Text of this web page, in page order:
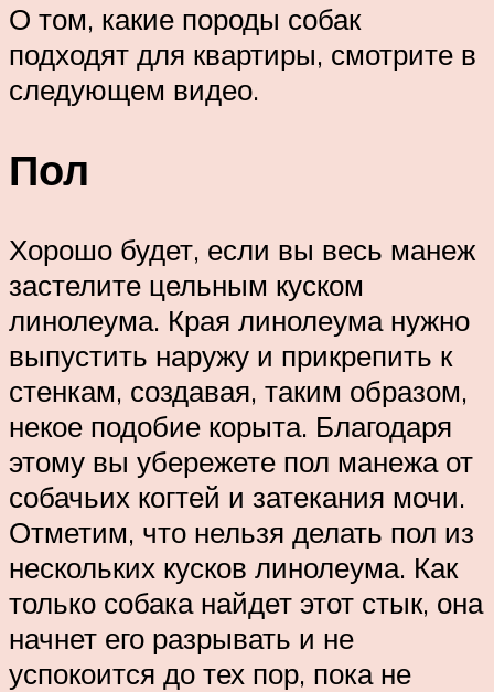
О том, какие породы собак
подходят для квартиры, смотрите в
следующем видео.
Пол
Хорошо будет, если вы весь манеж
застелите цельным куском
линолеума. Края линолеума нужно
выпустить наружу и прикрепить к
стенкам, создавая, таким образом,
некое подобие корыта. Благодаря
этому вы убережете пол манежа от
собачьих когтей и затекания мочи.
Отметим, что нельзя делать пол из
нескольких кусков линолеума. Как
только собака найдет этот стык, она
начнет его разрывать и не
успокоится до тех пор, пока не